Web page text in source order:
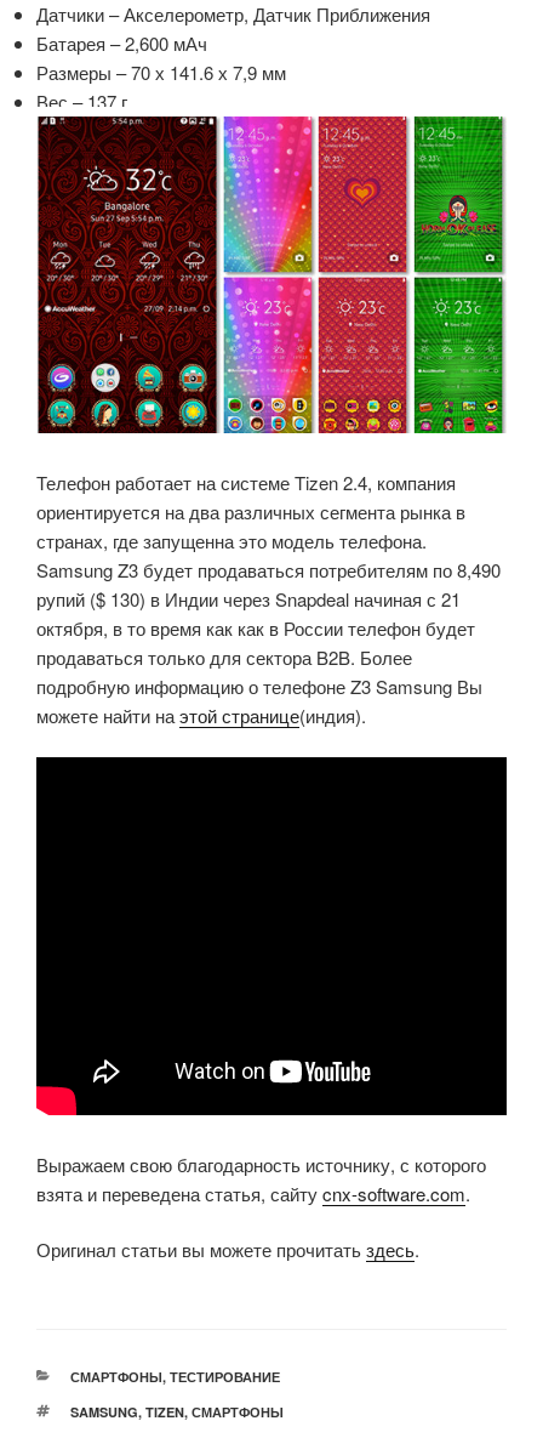
Датчики – Акселерометр, Датчик Приближения
Батарея – 2,600 мАч
Размеры – 70 х 141.6 х 7,9 мм
Вес – 137 г
Телефон работает на системе Tizen 2.4, компания
ориентируется на два различных сегмента рынка в
странах, где запущенна это модель телефона.
Samsung Z3 будет продаваться потребителям по 8,490
рупий ($ 130) в Индии через Snapdeal начиная с 21
октября, в то время как как в России телефон будет
продаваться только для сектора B2B. Более
подробную информацию о телефоне Z3 Samsung Вы
можете найти наэтой странице(индия).
Выражаем свою благодарность источнику, с которого
взята и переведена статья, сайтуcnx-software.com.
Оригинал статьи вы можете прочитатьздесь.
РУБРИКИ
СМАРТФОНЫ, ТЕСТИРОВАНИЕ
МЕТКИ
SAMSUNG, TIZEN, СМАРТФОНЫ